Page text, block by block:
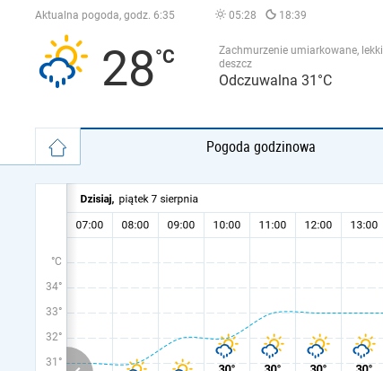
Aktualna pogoda, godz. 6:35 05:28 18:39
28
Zachmurzenie umiarkowane, lekki
deszcz
Odczuwalna 31°C
Pogoda godzinowa
°C
34°
33°
32°
31°